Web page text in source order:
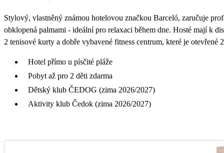
Stylový, vlastněný známou hotelovou značkou Barceló, zaručuje
obklopená palmami - ideální pro relaxaci během dne. Hosté mají k
2 tenisové kurty a dobře vybavené fitness centrum, které je
Hotel přímo u písčité pláže
Pobyt až pro 2 děti zdarma
Dětský klub ČEDOG (zima 2026/2027)
Aktivity klub Čedok (zima 2026/2027)